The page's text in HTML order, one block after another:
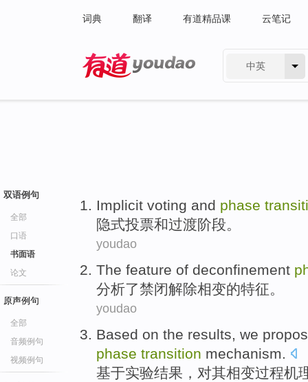
词典 翻译 有道精品课 云笔记
中英
双语例句
全部
口语
书面语
论文
原声例句
全部
音频例句
视频例句
Implicit voting and phase
隐式投票和过渡阶段。
youdao
The feature of deconfinement
分析了禁闭解除相变的特征。
youdao
Based on the results we
phase transition mechanism
基于实验结果，对其相变过程机